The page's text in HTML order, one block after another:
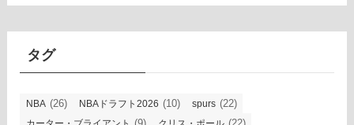
カ
タグ
NBA (26) NBAドラフト2026 (10) spurs (22)